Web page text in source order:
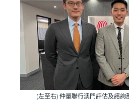
(左至右) 仲量聯行澳門評估及諮